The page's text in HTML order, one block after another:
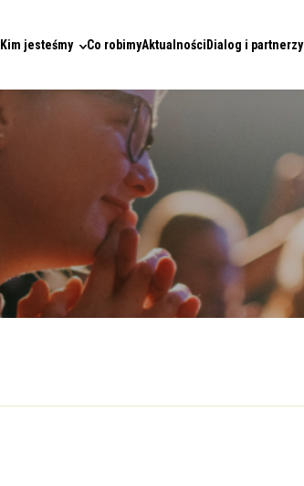
Kim jesteśmy Co robimyAktualnościDialog i partnerzy